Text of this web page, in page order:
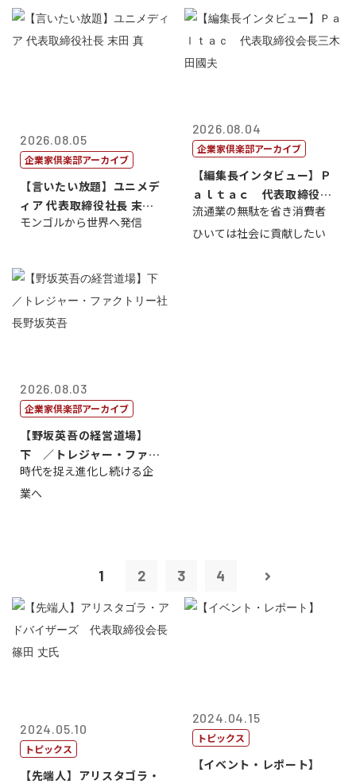
2026.08.05
企業家倶楽部アーカイブ
【言いたい放題】ユニメデ
ィア 代表取締役社長 末田
真
モンゴルから世界へ発信
2026.08.04
企業家倶楽部アーカイブ
【編集長インタビュー】Ｐ
ａｌｔａｃ 代表取締役会
長三木田國夫
流通業の無駄を省き消費者
ひいては社会に貢献したい
2026.08.03
企業家倶楽部アーカイブ
【野坂英吾の経営道場】
下 ／トレジャー・ファク
トリー社長野坂...
時代を捉え進化し続ける企
業へ
1 2 3 4
2024.05.10
トピックス
【先端人】アリスタゴラ・
2024.04.15
トピックス
【イベント・レポート】